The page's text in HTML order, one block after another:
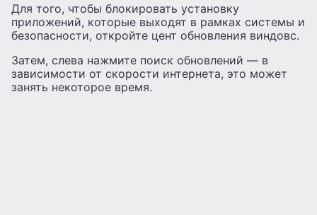
Для того, чтобы блокировать установку
приложений, которые выходят в рамках системы и
безопасности, откройте цент обновления виндовс.
Затем, слева нажмите поиск обновлений — в
зависимости от скорости интернета, это может
занять некоторое время.